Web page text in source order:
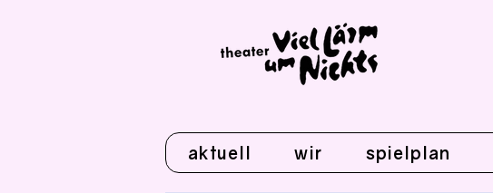
aktuell wir spielplan